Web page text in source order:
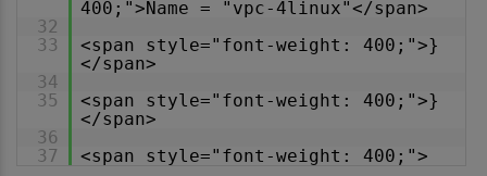
400;">Name = "vpc-4linux"</span>
32
33
<span style="font-weight: 400;">}
</span>
34
35
<span style="font-weight: 400;">}
</span>
36
37
<span style="font-weight: 400;">